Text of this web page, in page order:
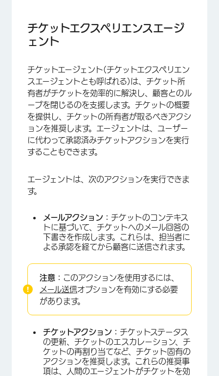
×
チケットエクスペリエンスエージ
ェント
チケットエージェント(チケットエクスペリエン
スエージェントとも呼ばれる)は、チケット所
有者がチケットを効率的に解決し、顧客とのル
ープを閉じるのを支援します。チケットの概要
を提供し、チケットの所有者が取るべきアクシ
ョンを推奨します。エージェントは、ユーザー
に代わって承認済みチケットアクションを実行
することもできます。
エージェントは、次のアクションを実行できま
す。
メールアクション： チケットのコンテキス
トに基づいて、チケットへのメール回答の
下書きを作成します。これらは、担当者に
よる承認を経てから顧客に送信されます。
注意： このアクションを使用するには、
メール送信オプションを有効にする必要
があります。
チケットアクション： チケットステータス
の更新、チケットのエスカレーション、チ
ケットの再割り当てなど、チケット固有の
アクションを推奨します。これらの推奨事
項は、人間のエージェントがチケットを効